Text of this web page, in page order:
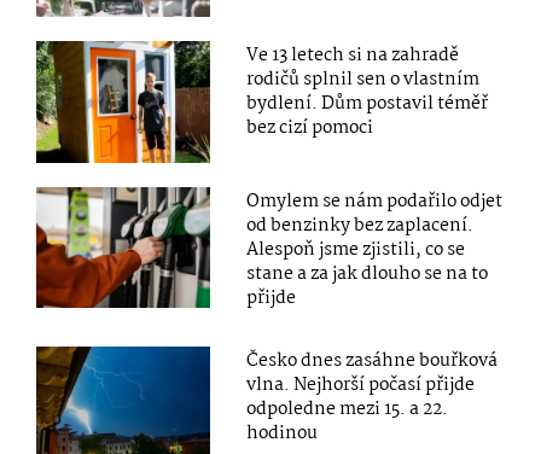
Ve 13 letech si na zahradě
rodičů splnil sen o vlastním
bydlení. Dům postavil téměř
bez cizí pomoci
Omylem se nám podařilo odjet
od benzinky bez zaplacení.
Alespoň jsme zjistili, co se
stane a za jak dlouho se na to
přijde
Česko dnes zasáhne bouřková
vlna. Nejhorší počasí přijde
odpoledne mezi 15. a 22.
hodinou